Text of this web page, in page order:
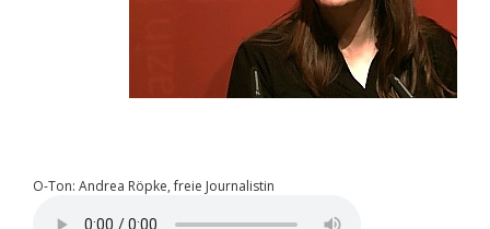
O-Ton: Andrea Röpke, freie Journalistin